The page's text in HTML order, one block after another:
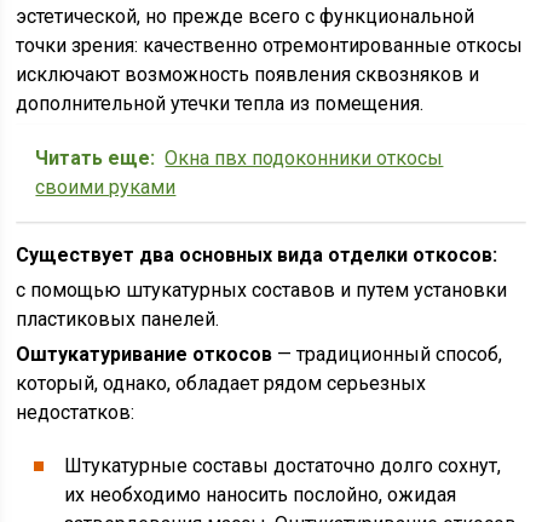
эстетической, но прежде всего с функциональной
точки зрения: качественно отремонтированные откосы
исключают возможность появления сквозняков и
дополнительной утечки тепла из помещения.
Читать еще: Окна пвх подоконники откосы
своими руками
Существует два основных вида отделки откосов:
с помощью штукатурных составов и путем установки
пластиковых панелей.
Оштукатуривание откосов — традиционный способ,
который, однако, обладает рядом серьезных
недостатков:
Штукатурные составы достаточно долго сохнут,
их необходимо наносить послойно, ожидая